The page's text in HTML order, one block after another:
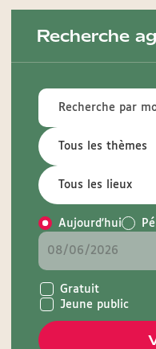
Recherche
Aujourd'hui
Gratuit
Jeune public